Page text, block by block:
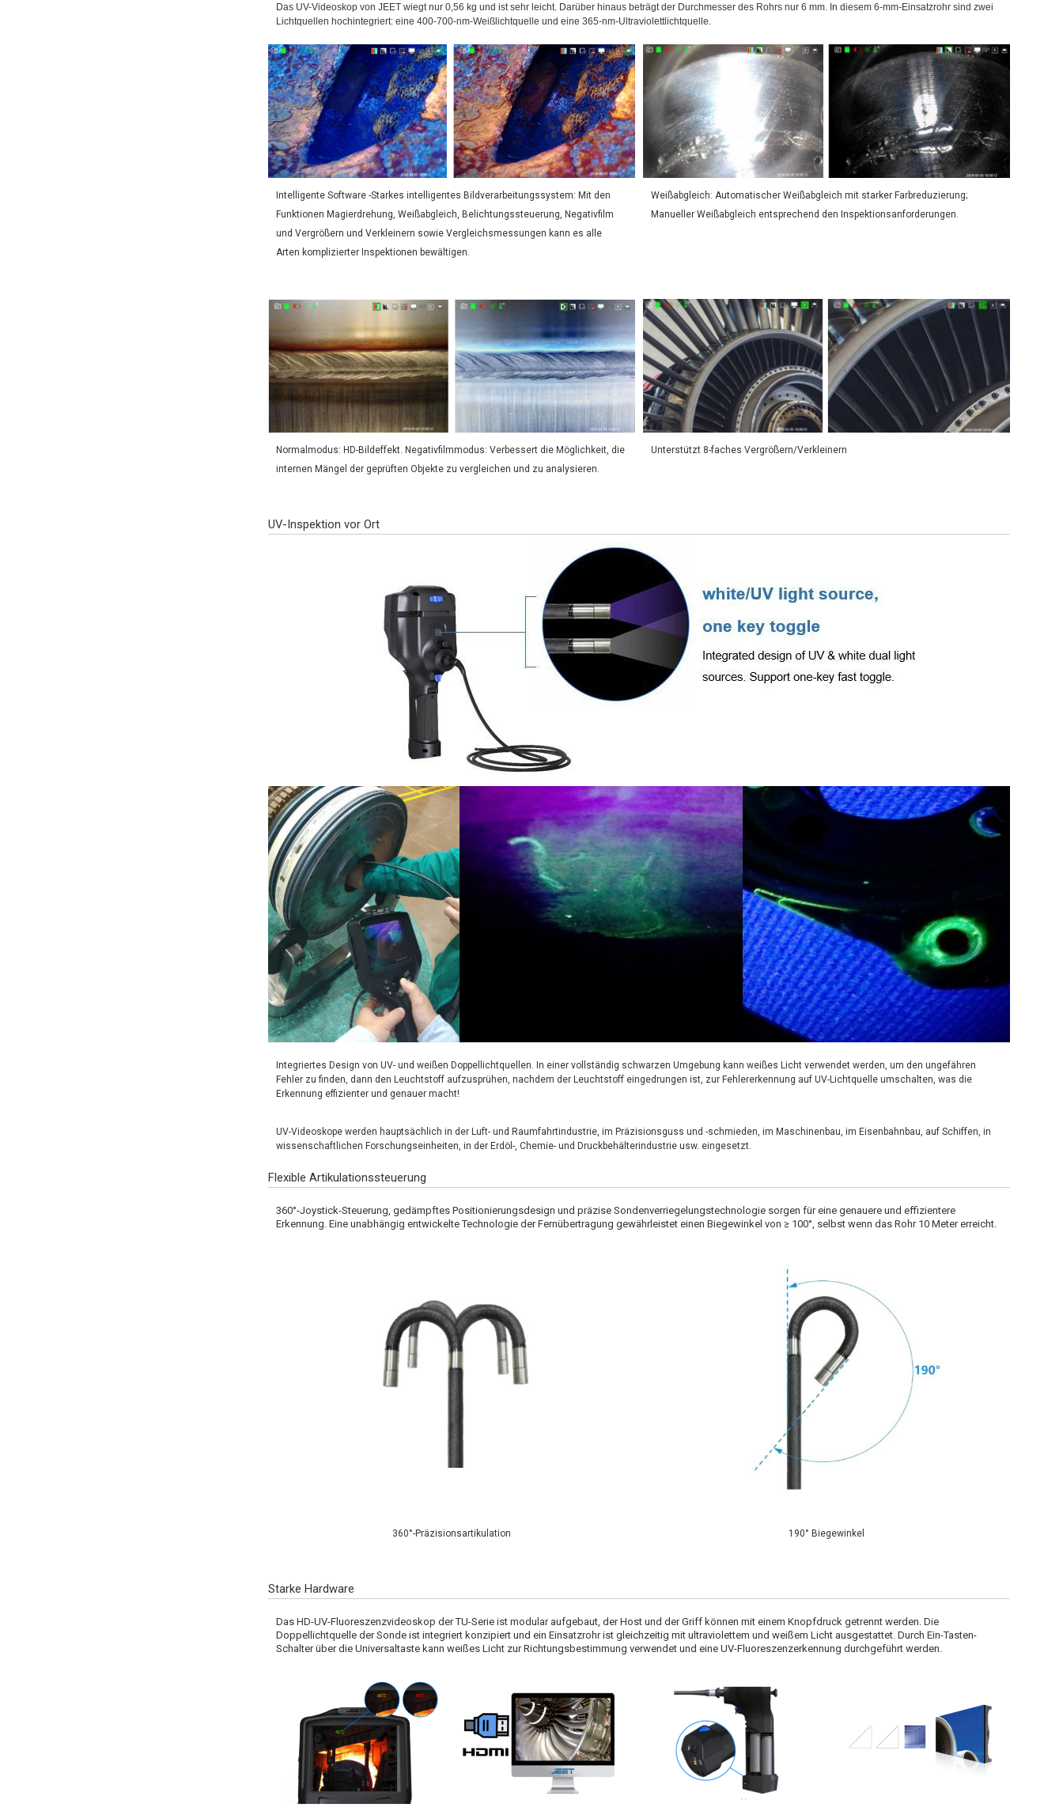
Das UV-Videoskop von JEET wiegt nur 0,56 kg und ist sehr leicht. Darüber hinaus beträgt der Durchmesser des Rohrs nur 6 mm. In diesem 6-mm-Einsatzrohr sind zwei
Lichtquellen hochintegriert: eine 400-700-nm-Weißlichtquelle und eine 365-nm-Ultraviolettlichtquelle.
Intelligente Software -Starkes intelligentes Bildverarbeitungssystem: Mit den
Funktionen Magierdrehung, Weißabgleich, Belichtungssteuerung, Negativfilm
und Vergrößern und Verkleinern sowie Vergleichsmessungen kann es alle
Arten komplizierter Inspektionen bewältigen.
Weißabgleich: Automatischer Weißabgleich mit starker Farbreduzierung;
Manueller Weißabgleich entsprechend den Inspektionsanforderungen.
Normalmodus: HD-Bildeffekt. Negativfilmmodus: Verbessert die Möglichkeit, die
internen Mängel der geprüften Objekte zu vergleichen und zu analysieren.
Unterstützt 8-faches Vergrößern/Verkleinern
UV-Inspektion vor Ort
Integriertes Design von UV- und weißen Doppellichtquellen. In einer vollständig schwarzen Umgebung kann weißes Licht verwendet werden, um den ungefähren
Fehler zu finden, dann den Leuchtstoff aufzusprühen, nachdem der Leuchtstoff eingedrungen ist, zur Fehlererkennung auf UV-Lichtquelle umschalten, was die
Erkennung effizienter und genauer macht!
UV-Videoskope werden hauptsächlich in der Luft- und Raumfahrtindustrie, im Präzisionsguss und -schmieden, im Maschinenbau, im Eisenbahnbau, auf Schiffen, in
wissenschaftlichen Forschungseinheiten, in der Erdöl-, Chemie- und Druckbehälterindustrie usw. eingesetzt.
Flexible Artikulationssteuerung
360°-Joystick-Steuerung, gedämpftes Positionierungsdesign und präzise Sondenverriegelungstechnologie sorgen für eine genauere und effizientere
Erkennung. Eine unabhängig entwickelte Technologie der Fernübertragung gewährleistet einen Biegewinkel von ≥ 100°, selbst wenn das Rohr 10 Meter erreicht.
360°-Präzisionsartikulation 190° Biegewinkel
Starke Hardware
Das HD-UV-Fluoreszenzvideoskop der TU-Serie ist modular aufgebaut, der Host und der Griff können mit einem Knopfdruck getrennt werden. Die
Doppellichtquelle der Sonde ist integriert konzipiert und ein Einsatzrohr ist gleichzeitig mit ultraviolettem und weißem Licht ausgestattet. Durch Ein-Tasten-
Schalter über die Universaltaste kann weißes Licht zur Richtungsbestimmung verwendet und eine UV-Fluoreszenzerkennung durchgeführt werden.